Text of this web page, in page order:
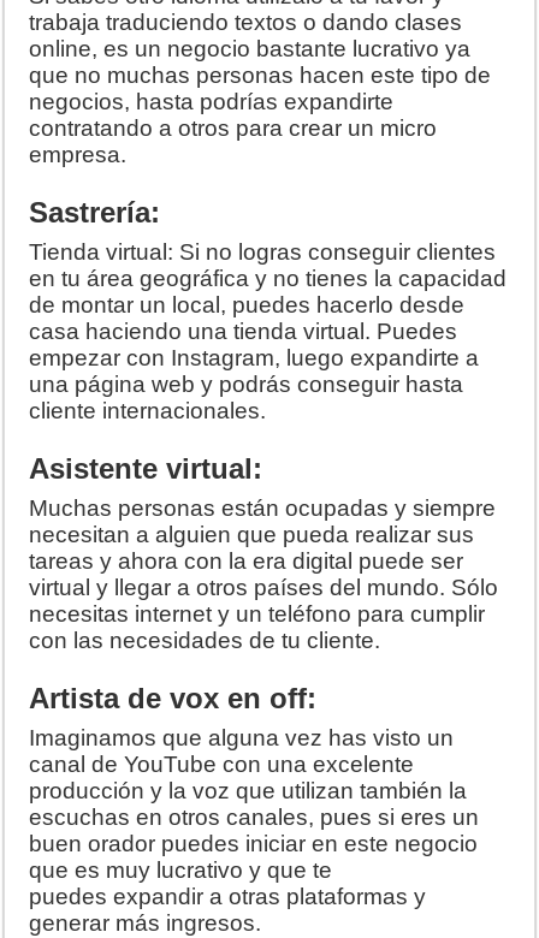
trabaja traduciendo textos o dando clases
online, es un negocio bastante lucrativo ya
que no muchas personas hacen este tipo de
negocios, hasta podrías expandirte
contratando a otros para crear un micro
empresa.
Sastrería:
Tienda virtual: Si no logras conseguir clientes
en tu área geográfica y no tienes la capacidad
de montar un local, puedes hacerlo desde
casa haciendo una tienda virtual. Puedes
empezar con Instagram, luego expandirte a
una página web y podrás conseguir hasta
cliente internacionales.
Asistente virtual:
Muchas personas están ocupadas y siempre
necesitan a alguien que pueda realizar sus
tareas y ahora con la era digital puede ser
virtual y llegar a otros países del mundo. Sólo
necesitas internet y un teléfono para cumplir
con las necesidades de tu cliente.
Artista de vox en off:
Imaginamos que alguna vez has visto un
canal de YouTube con una excelente
producción y la voz que utilizan también la
escuchas en otros canales, pues si eres un
buen orador puedes iniciar en este negocio
que es muy lucrativo y que te
puedes expandir a otras plataformas y
generar más ingresos.